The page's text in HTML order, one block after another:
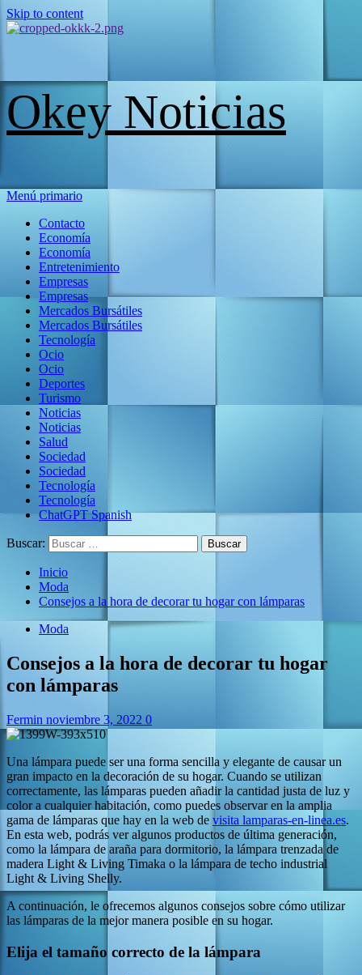
Skip to content
Okey Noticias
Menú primario
Contacto
Economía
Economía
Entretenimiento
Empresas
Empresas
Mercados Bursátiles
Mercados Bursátiles
Tecnología
Ocio
Ocio
Deportes
Turismo
Noticias
Noticias
Salud
Sociedad
Sociedad
Tecnología
Tecnología
ChatGPT Spanish
Buscar:
Inicio
Moda
Consejos a la hora de decorar tu hogar con lámparas
Moda
Consejos a la hora de decorar tu hogar
con lámparas
Fermin noviembre 3, 2022 0
Una lámpara puede ser una forma sencilla y elegante de causar un
gran impacto en la decoración de su hogar. Cuando se utilizan
correctamente, las lámparas pueden añadir la cantidad justa de luz y
color a cualquier habitación, como puedes observar en la amplia
gama de lámparas que hay en la web de visita lamparas-en-linea.es.
En esta web, podrás ver algunos productos de última generación,
como la lámpara de araña para dormitorio, la lámpara trenzada de
madera Light & Living Timaka o la lámpara de techo industrial
Light & Living Shelly.
A continuación, le ofrecemos algunos consejos sobre cómo utilizar
las lámparas de la mejor manera posible en su hogar.
Elija el tamaño correcto de la lámpara